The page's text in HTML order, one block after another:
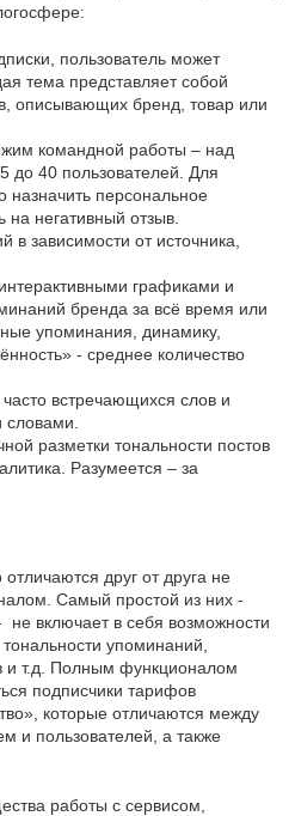
пользователь может
тема представляет собой
описывающих бренд, товар или
командной работы – над
до 40 пользователей. Для
назначить персональное
на негативный отзыв.
в зависимости от источника,
графиками и
бренда за всё время или
упоминания, динамику,
- среднее количество
встречающихся слов и
словами.
разметки тональности постов
Разумеется – за
друг от друга не
Самый простой из них -
включает в себя возможности
упоминаний,
и т.д. Полным функционалом
подписчики тарифов
которые отличаются между
и пользователей, а также
работы с сервисом,